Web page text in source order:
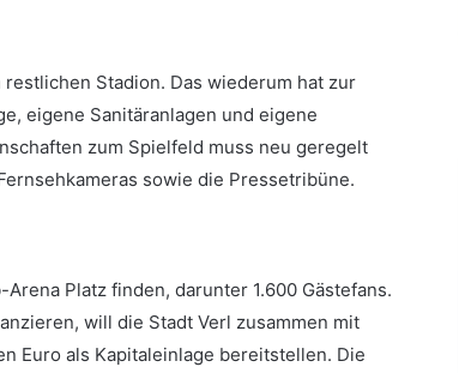
Stadion. Das wiederum hat zur
eigene Sanitäranlagen und eigene
zum Spielfeld muss neu geregelt
sowie die Pressetribüne.
Platz finden, darunter 1.600 Gästefans.
will die Stadt Verl zusammen mit
Euro als Kapitaleinlage bereitstellen. Die